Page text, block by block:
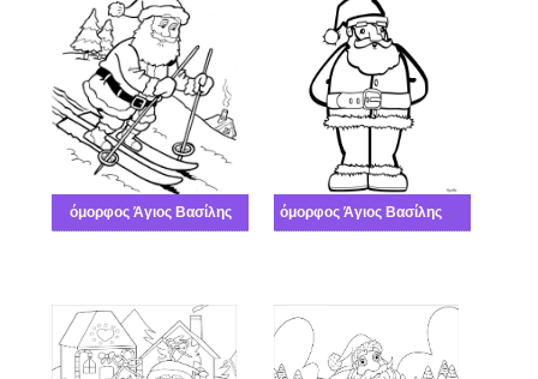
όμορφος Άγιος Βασίλης όμορφος Άγιος Βασίλης δωρεάν